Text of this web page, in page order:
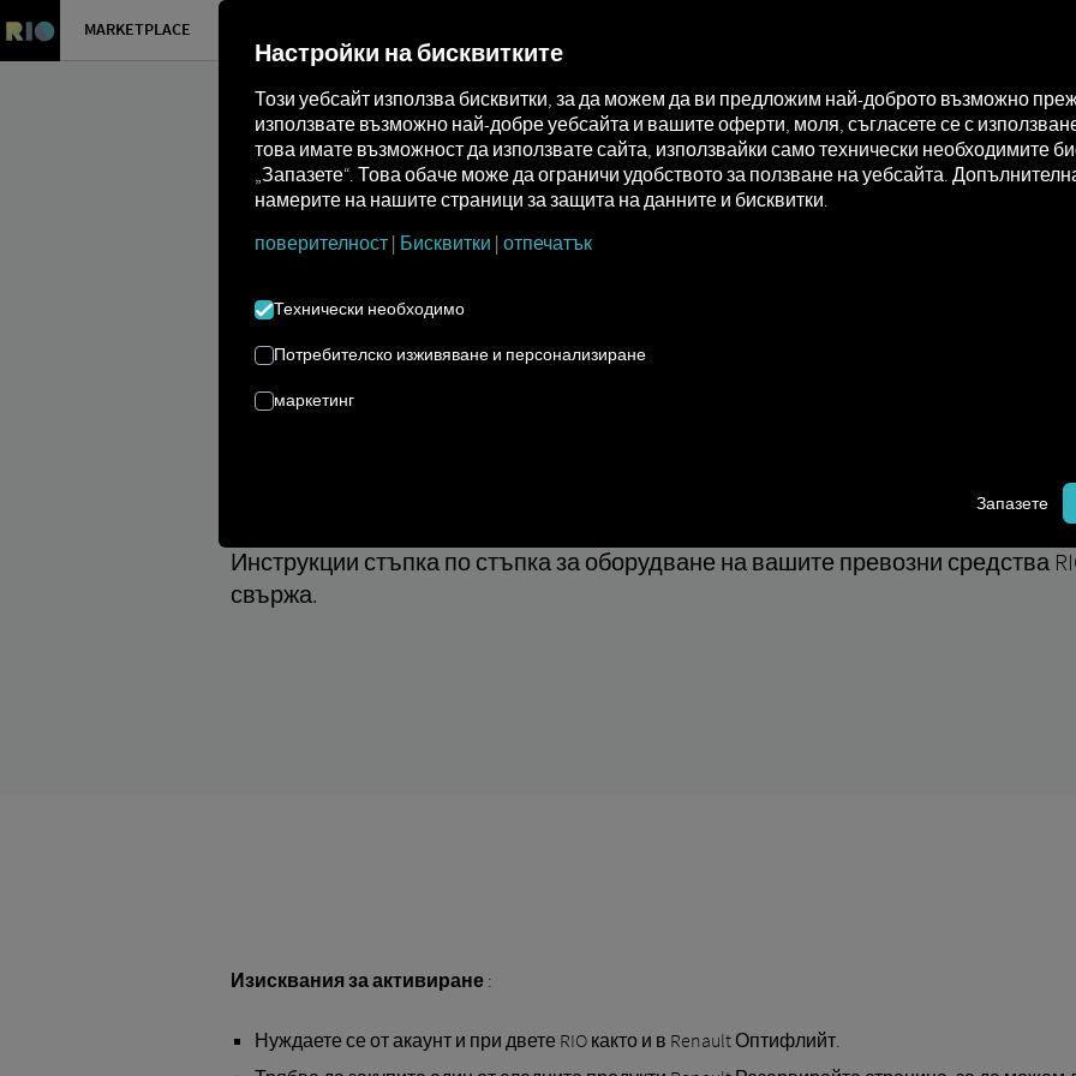
MARKETPLACE
Marketplace Connectors Renault Connect
Инструкции стъпка по стъпка за оборудване на вашите превозни средства
свържа.
Изисквания за активиране :
Нуждаете се от акаунт и при двете RIO както и в Renault Оптифлийт.
Настройки на бисквитките
Този уебсайт използва бисквитки, за да можем да ви предложим най-доброто възможно
използвате възможно най-добре уебсайта и вашите оферти, моля, съгласете се с
това имате възможност да използвате сайта, използвайки само технически необходимите
„Запазете“. Това обаче може да ограничи удобството за ползване на уебсайта.
намерите на нашите страници за защита на данните и бисквитки.
поверителност | Бисквитки | отпечатък
Технически необходимо
Потребителско изживяване и персонализиране
маркетинг
Запазете